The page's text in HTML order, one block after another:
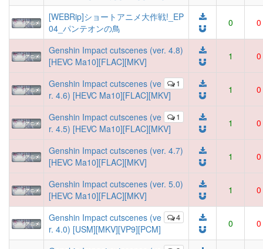
[WEBRip]ショートアニメ大作戦!_EP
04_パンテオンの鳥
0 0
Genshin Impact cutscenes (ver. 4.8)
[HEVC Ma10][FLAC][MKV]
1 0
1
Genshin Impact cutscenes (ve
r. 4.6) [HEVC Ma10][FLAC][MKV]
1 0
1
Genshin Impact cutscenes (ve
r. 4.5) [HEVC Ma10][FLAC][MKV]
1 0
Genshin Impact cutscenes (ver. 4.7)
[HEVC Ma10][FLAC][MKV]
1 0
Genshin Impact cutscenes (ver. 5.0)
[HEVC Ma10][FLAC][MKV]
1 0
4
Genshin Impact cutscenes (ve
r. 4.0) [USM][MKV][VP9][PCM]
0 0